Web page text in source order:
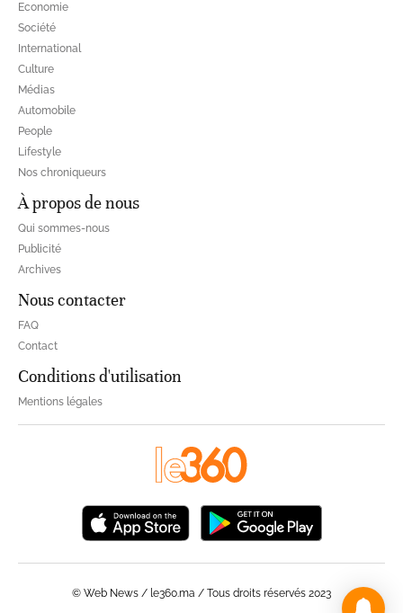
Economie
Société
International
Culture
Médias
Automobile
People
Lifestyle
Nos chroniqueurs
À propos de nous
Qui sommes-nous
Publicité
Archives
Nous contacter
FAQ
Contact
Conditions d'utilisation
Mentions légales
© Web News / le360.ma / Tous droits réservés 2023